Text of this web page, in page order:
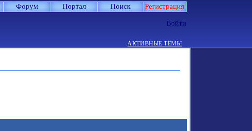
Форум Портал Поиск Регистрация
Войти
АКТИВНЫЕ ТЕМЫ